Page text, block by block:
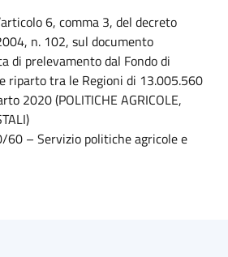
6, comma 3, del decreto
n. 102, sul documento
di prelevamento dal Fondo di
riparto tra le Regioni di 13.005.560
2020 (POLITICHE AGRICOLE,
60 – Servizio politiche agricole e